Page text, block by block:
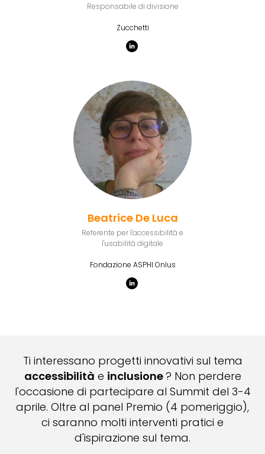
Responsabile di divisione
Zucchetti
Beatrice De Luca
Referente per l'accessibilità e
l'usabilità digitale
Fondazione ASPHI Onlus
Ti interessano progetti innovativi sul tema
accessibilità e inclusione? Non perdere
l'occasione di partecipare al Summit del 3-4
aprile. Oltre al panel Premio (4 pomeriggio),
ci saranno molti interventi pratici e
d'ispirazione sul tema.